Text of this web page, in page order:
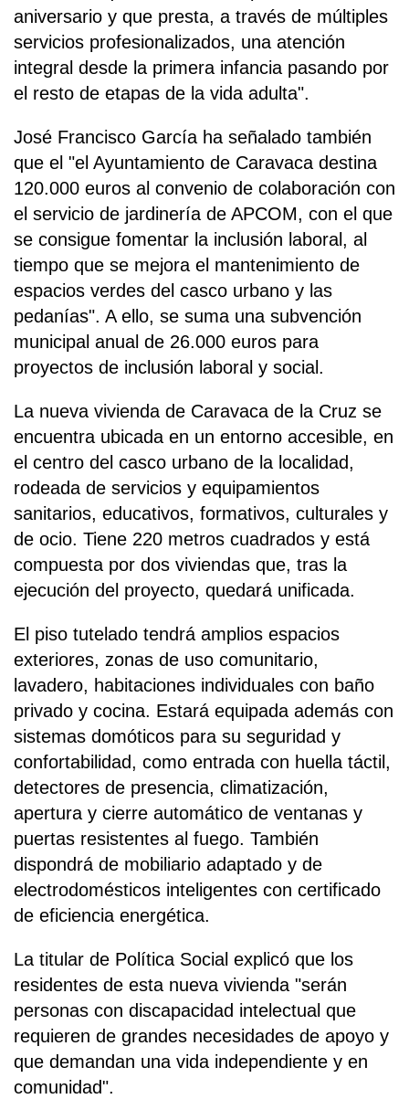
aniversario y que presta, a través de múltiples
servicios profesionalizados, una atención
integral desde la primera infancia pasando por
el resto de etapas de la vida adulta".
José Francisco García ha señalado también
que el "el Ayuntamiento de Caravaca destina
120.000 euros al convenio de colaboración con
el servicio de jardinería de APCOM, con el que
se consigue fomentar la inclusión laboral, al
tiempo que se mejora el mantenimiento de
espacios verdes del casco urbano y las
pedanías". A ello, se suma una subvención
municipal anual de 26.000 euros para
proyectos de inclusión laboral y social.
La nueva vivienda de Caravaca de la Cruz se
encuentra ubicada en un entorno accesible, en
el centro del casco urbano de la localidad,
rodeada de servicios y equipamientos
sanitarios, educativos, formativos, culturales y
de ocio. Tiene 220 metros cuadrados y está
compuesta por dos viviendas que, tras la
ejecución del proyecto, quedará unificada.
El piso tutelado tendrá amplios espacios
exteriores, zonas de uso comunitario,
lavadero, habitaciones individuales con baño
privado y cocina. Estará equipada además con
sistemas domóticos para su seguridad y
confortabilidad, como entrada con huella táctil,
detectores de presencia, climatización,
apertura y cierre automático de ventanas y
puertas resistentes al fuego. También
dispondrá de mobiliario adaptado y de
electrodomésticos inteligentes con certificado
de eficiencia energética.
La titular de Política Social explicó que los
residentes de esta nueva vivienda "serán
personas con discapacidad intelectual que
requieren de grandes necesidades de apoyo y
que demandan una vida independiente y en
comunidad".